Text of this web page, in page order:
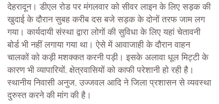
देहरादून। डीएल रोड पर मंगलवार को सीवर लाइन के लिए सड़क की
खुदाई के दौरान सुबह करीब दस बजे सड़क के दोनों तरफ जाम लग
गया। कार्यदायी संस्था द्वारा लोगों की सुविधा के लिए यहां चेतावनी
बोर्ड भी नहीं लगाया गया था। ऐसे में आवाजाही के दौरान वाहन
चालकों को कड़ी मशक्कत करनी पड़ी। इसके अलावा धूल मिट्टी के
कारण भी व्यापारियों, क्षेत्रवासियों को काफी परेशानी हो रही है।
स्थानीय निवासी अनुज, उज्जवल आदि ने जिला प्रशासन से व्यवस्था
दुरुस्त करने की मांग की है।